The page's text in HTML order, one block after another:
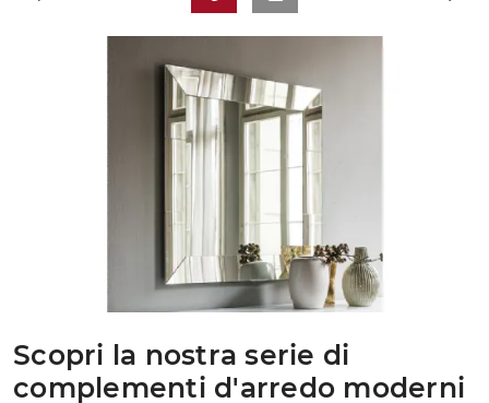
Scopri la nostra serie di
complementi d'arredo moderni